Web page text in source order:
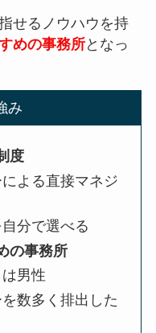
せるノウハウを持
めの事務所となっ
み
度
よる直接マネジ
分で選べる
の事務所
男性
数多く排出した